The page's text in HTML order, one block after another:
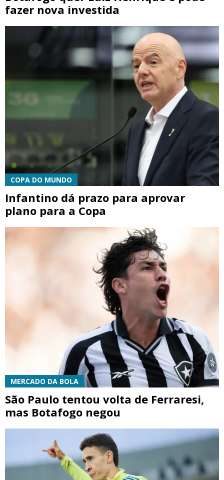
fazer nova investida
COPA DO MUNDO
Infantino dá prazo para aprovar
plano para a Copa
MERCADO DA BOLA
São Paulo tentou volta de Ferraresi,
mas Botafogo negou